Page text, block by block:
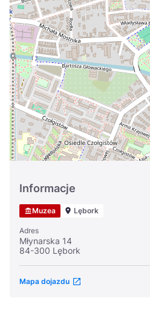
Suomi
Україна
Zamknij
Informacje
Muzea Lębork
Adres
Młynarska 14
84-300 Lębork
Mapa dojazdu